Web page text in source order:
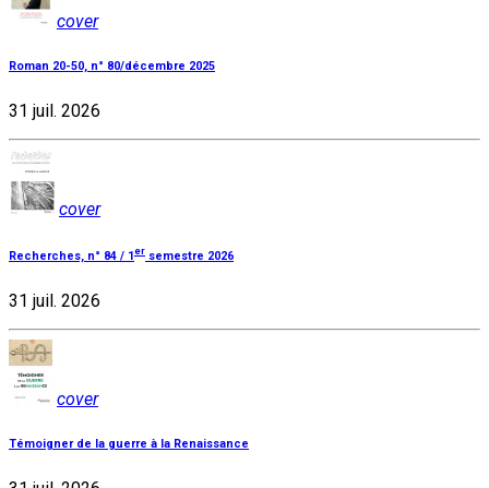
cover
Roman 20-50, n° 80/décembre 2025
31 juil. 2026
cover
Recherches, n° 84 / 1 er semestre 2026
31 juil. 2026
cover
Témoigner de la guerre à la Renaissance